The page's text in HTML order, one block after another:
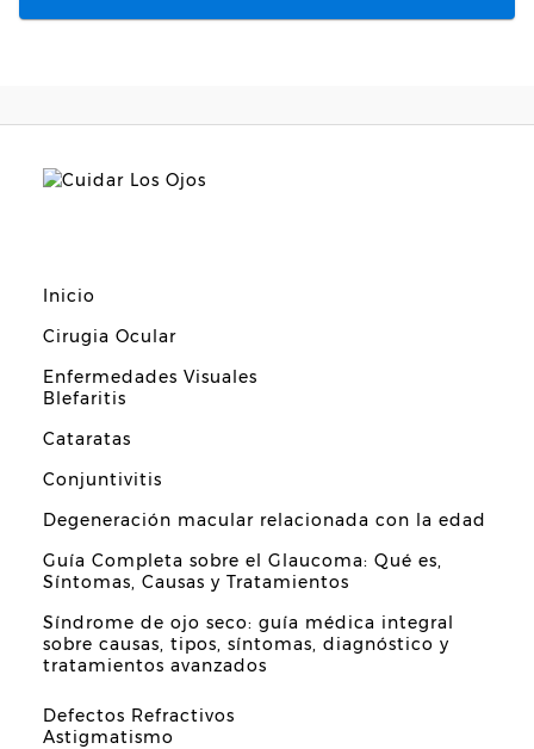
Inicio
Cirugia Ocular
Enfermedades Visuales
Blefaritis
Cataratas
Conjuntivitis
Degeneración macular relacionada con la edad
Guía Completa sobre el Glaucoma: Qué es,
Síntomas, Causas y Tratamientos
Síndrome de ojo seco: guía médica integral
sobre causas, tipos, síntomas, diagnóstico y
tratamientos avanzados
Defectos Refractivos
Astigmatismo